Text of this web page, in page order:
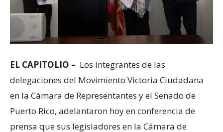
EL CAPITOLIO – Los integrantes de las
delegaciones del Movimiento Victoria Ciudadana
en la Cámara de Representantes y el Senado de
Puerto Rico, adelantaron hoy en conferencia de
prensa que sus legisladores en la Cámara de